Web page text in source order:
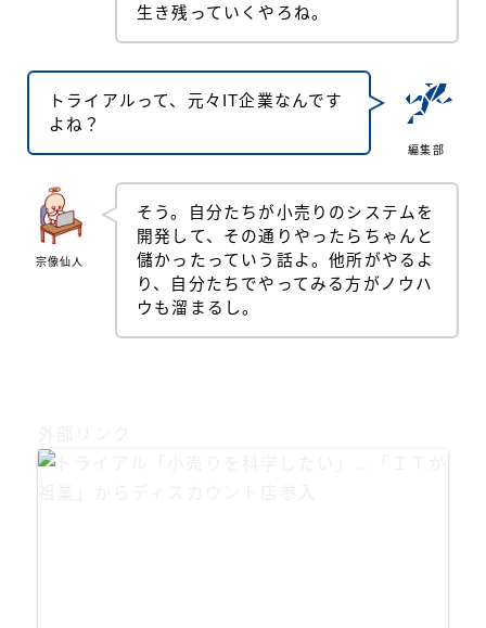
生き残っていくやろね。
編集部
トライアルって、元々IT企業なんです
よね？
宗像仙人
そう。自分たちが小売りのシステムを
開発して、その通りやったらちゃんと
儲かったっていう話よ。他所がやるよ
り、自分たちでやってみる方がノウハ
ウも溜まるし。